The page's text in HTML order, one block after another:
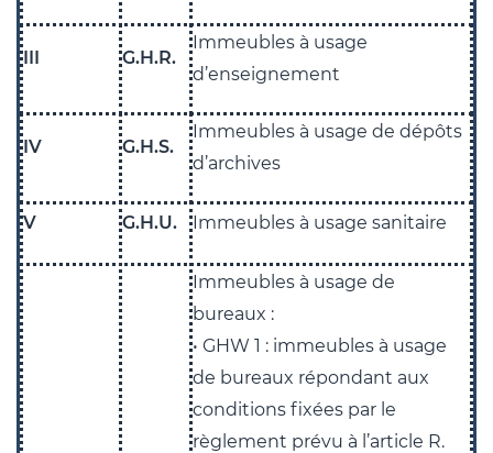
III G.H.R.
Immeubles à usage
d’enseignement
IV G.H.S.
Immeubles à usage de dépôts
d’archives
V G.H.U. Immeubles à usage sanitaire
Immeubles à usage de
bureaux :
• GHW 1 : immeubles à usage
de bureaux répondant aux
conditions fixées par le
règlement prévu à l’article R.